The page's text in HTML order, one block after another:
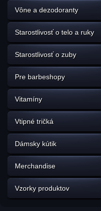
Vône a dezodoranty
Starostlivosť o telo a ruky
Starostlivosť o zuby
Pre barbeshopy
Vitamíny
Vtipné tričká
Dámsky kútik
Merchandise
Vzorky produktov